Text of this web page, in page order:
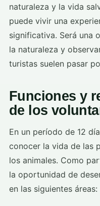
naturaleza y la vida
puede vivir una
significativa. Será una
la naturaleza y
turistas suelen pasar
Funciones y
de los
En un período de 12
conocer la vida de las
los animales. Como
la oportunidad de
en las siguientes áreas: